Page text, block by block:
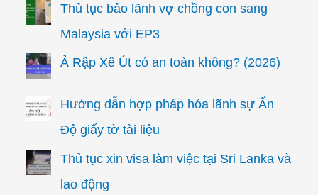
Thủ tục bảo lãnh vợ chồng con sang
Malaysia với EP3
Ả Rập Xê Út có an toàn không? (2026)
Hướng dẫn hợp pháp hóa lãnh sự Ấn
Độ giấy tờ tài liệu
Thủ tục xin visa làm việc tại Sri Lanka và
lao động